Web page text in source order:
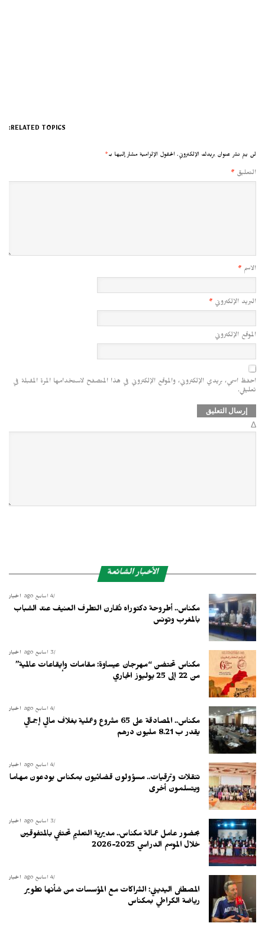
RELATED TOPICS:
لن يتم نشر عنوان بريدك الإلكتروني. الحقول الإلزامية مشار إليها بـ*
التعليق *
الاسم *
البريد الإلكتروني *
الموقع الإلكتروني
احفظ اسمي، بريدي الإلكتروني، والموقع الإلكتروني في هذا المتصفح لاستخدامها المرة المقبلة في
تعليقي.
Δ
الأخبار الشائعة
أخبار 4 أسابيع ago
مكناس.. أطروحة دكتوراه تُقارن التطرف العنيف عند الشباب
بالمغرب وتونس
أخبار 3 أسابيع ago
مكناس تحتضن “مهرجان عيساوة: مقامات وإيقاعات عالمية”
من 22 إلى 25 يوليوز الجاري
أخبار 4 أسابيع ago
مكناس.. المصادقة على 65 مشروع وعملية بغلاف مالي إجمالي
يقدر ب 8.21 مليون درهم
أخبار 4 أسابيع ago
تنقلات وترقيات.. مسؤولون قضائيون بمكناس يودعون مهاما
ويتسلمون أخرى
أخبار 3 أسابيع ago
بحضور عامل عمالة مكناس.. مديرية التعليم تحتفي بالمتفوقين
خلال الموسم الدراسي 2025-2026
أخبار 4 أسابيع ago
المصطفى اليديني: الشراكات مع المؤسسات من شأنها تطوير
رياضة الكراطي بمكناس